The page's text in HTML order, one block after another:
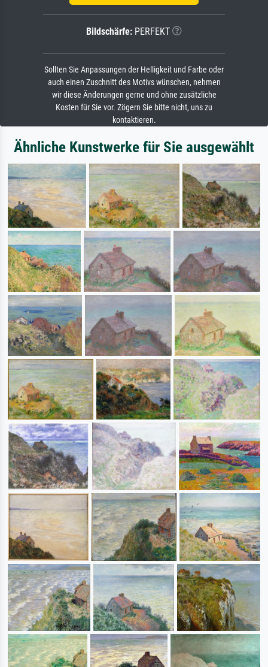
Bildschärfe: PERFEKT
Sollten Sie Anpassungen der Helligkeit und Farbe oder
auch einen Zuschnitt des Motivs wünschen, nehmen
wir diese Änderungen gerne und ohne zusätzliche
Kosten für Sie vor. Zögern Sie bitte nicht, uns zu
kontaktieren.
Ähnliche Kunstwerke für Sie ausgewählt